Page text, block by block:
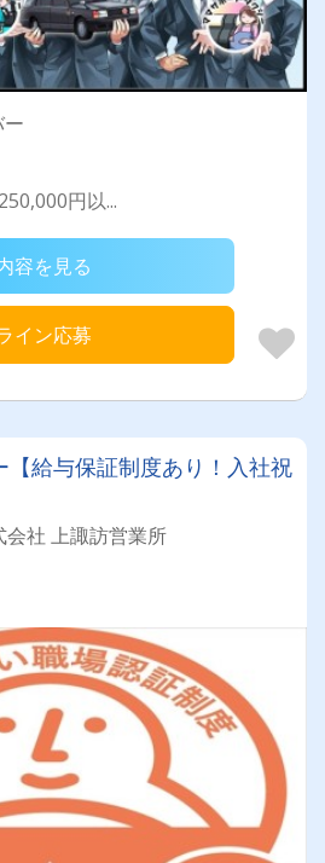
円以...
容を見る
イン応募
【給与保証制度あり！入社祝
社 上諏訪営業所